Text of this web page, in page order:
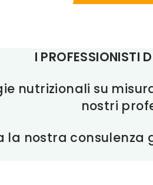
I PROFESSIONISTI
nutrizionali su
nostri
la nostra consulenza